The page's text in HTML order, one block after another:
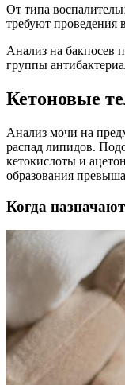
От типа
требуют проведения
Анализ на бакпосев
группы
Кетоновые
Анализ мочи на
распад липидов.
кетокислоты и
образования
Когда